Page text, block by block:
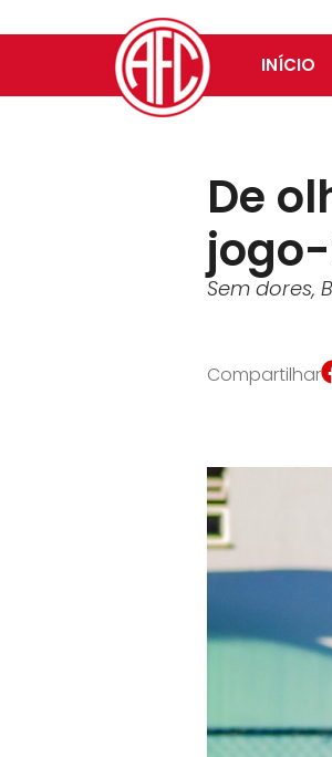
INÍCIO
De
Sem dores,
Compartilhar